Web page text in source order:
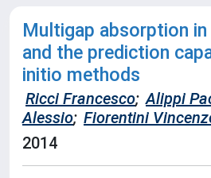
Multigap absorption in
and the prediction
initio methods
Ricci Francesco; Alippi
Alessio; Fiorentini
2014